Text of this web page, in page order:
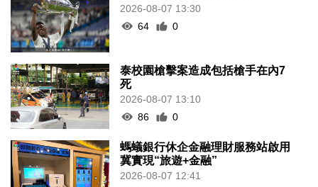
2026-08-07 13:30
64
0
泰校園槍擊案造成包括槍手在內7
死
2026-08-07 13:10
86
0
螞蟻銀行休企金融理財服務站啟用
冀實現“旅遊+金融”
2026-08-07 12:41